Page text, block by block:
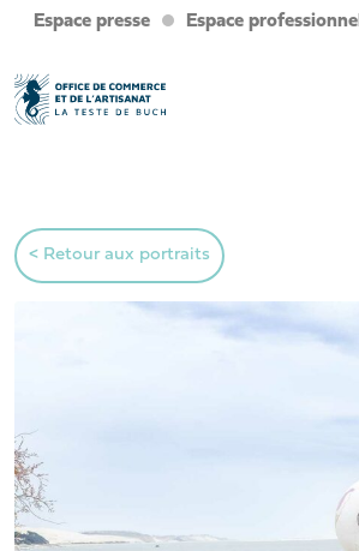
Espace presse Espace professionnel
< Retour aux portraits